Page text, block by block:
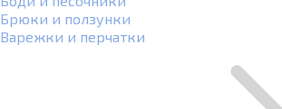
Брюки и ползунки
Варежки и перчатки